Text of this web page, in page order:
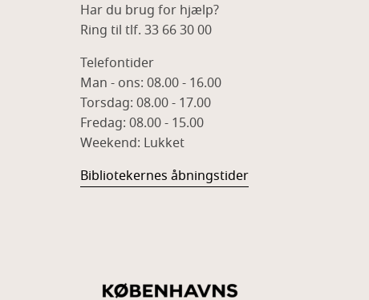
Har du brug for hjælp?
Ring til tlf. 33 66 30 00
Telefontider
Man - ons: 08.00 - 16.00
Torsdag: 08.00 - 17.00
Fredag: 08.00 - 15.00
Weekend: Lukket
Bibliotekernes åbningstider